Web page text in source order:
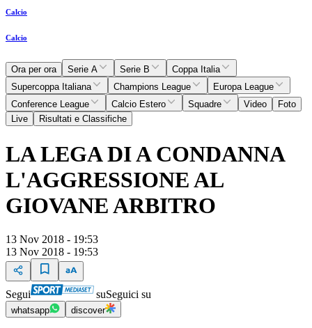
Calcio
Calcio
Ora per ora Serie A Serie B
Coppa Italia
Supercoppa Italiana
Champions League
Europa League
Conference League
Calcio Estero Squadre Video
Foto
Live
Risultati e Classifiche
LA LEGA DI A CONDANNA
L'AGGRESSIONE AL
GIOVANE ARBITRO
13 Nov 2018 - 19:53
13 Nov 2018 - 19:53
Segui suSeguici su
whatsapp discover